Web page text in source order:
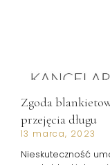
Zgoda
przejęcia długu
13 marca, 2023
Nieskuteczność